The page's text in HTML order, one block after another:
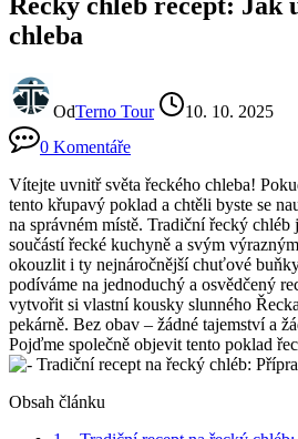
chleba
OdTerno Tour
10. 10. 2025
0 Komentáře
Vítejte uvnitř světa řeckého chleba!
tento křupavý poklad a chtěli byste se
na správném místě. Tradiční řecký chléb
součástí řecké kuchyně a svým
okouzlit i ty nejnáročnější chuťové
podíváme na jednoduchý a osvědčený
vytvořit si vlastní kousky slunného
pekárně. Bez obav – žádné tajemství a
Pojďme společně objevit tento poklad
Obsah článku